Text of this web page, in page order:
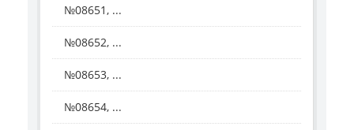
№08651, ...
№08652, ...
№08653, ...
№08654, ...